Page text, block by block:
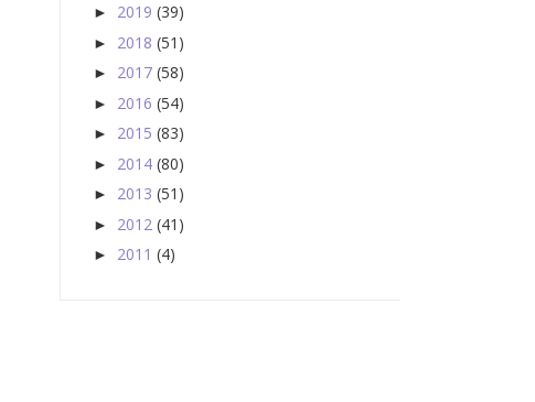
► 2019 (39)
► 2018 (51)
► 2017 (58)
► 2016 (54)
► 2015 (83)
► 2014 (80)
► 2013 (51)
► 2012 (41)
► 2011 (4)